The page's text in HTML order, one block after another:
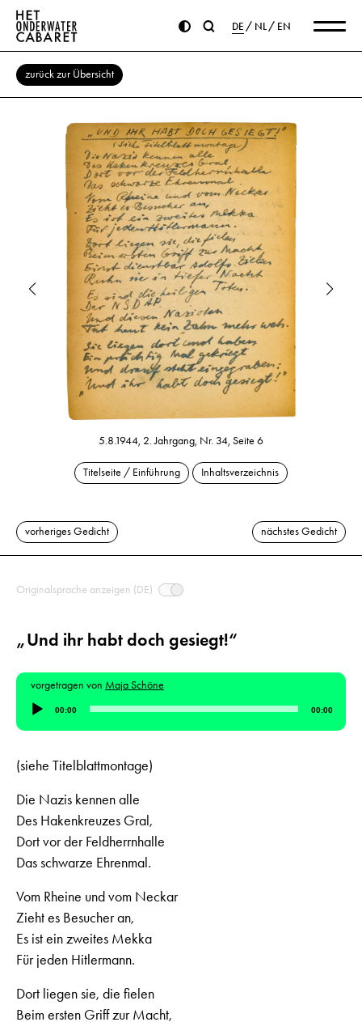
DE NL EN
zurück zur Übersicht
5.8.1944, 2. Jahrgang, Nr. 34, Seite 6
Titelseite / Einführung Inhaltsverzeichnis
vorheriges Gedicht nächstes Gedicht
Originalsprache anzeigen (DE)
„Und ihr habt doch gesiegt!“
vorgetragen von Maja Schöne
Audio-
Player
00:00 00:00
(siehe Titelblattmontage)
Die Nazis kennen alle
Des Hakenkreuzes Gral,
Dort vor der Feldherrnhalle
Das schwarze Ehrenmal.
Vom Rheine und vom Neckar
Zieht es Besucher an,
Es ist ein zweites Mekka
Für jeden Hitlermann.
Dort liegen sie, die fielen
Beim ersten Griff zur Macht,